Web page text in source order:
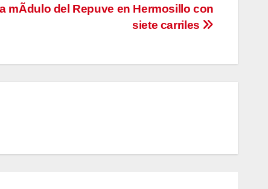
mÃdulo del Repuve en Hermosillo con
siete carriles